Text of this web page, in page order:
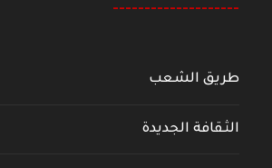
--------------------
طريق الشعب
الثقافة الجديدة